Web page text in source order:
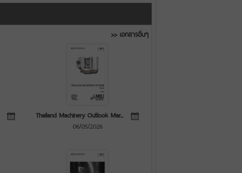
>> เอกสารอื่นๆ
Thailand Machinery Outlook Mar...
06/05/2026